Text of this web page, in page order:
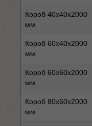
Короб 40x40x2000
мм
Короб 60x40x2000
мм
Короб 60x60x2000
мм
Короб 80x60x2000
мм